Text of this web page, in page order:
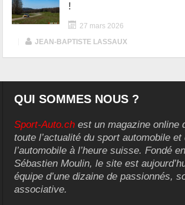
!
27 mars 2026
JEAN-BAPTISTE LASSAUX
QUI SOMMES NOUS ?
Sport-Auto.ch est un magazine online
toute l’actualité du sport automobile et
l’automobile à l’heure suisse. Fondé
Sébastien Moulin, le site est
équipe d’une dizaine de passionnés,
associative.